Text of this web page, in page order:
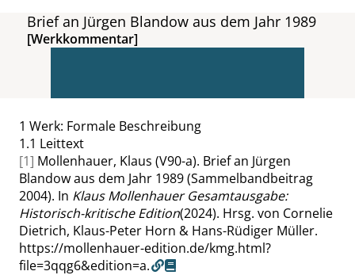
Brief an Jürgen Blandow aus dem Jahr 1989
[Werkkommentar]
1 Werk: Formale Beschreibung
1.1 Leittext
[1] Mollenhauer, Klaus (V90-a). Brief an Jürgen
Blandow aus dem Jahr 1989 (Sammelbandbeitrag
2004). In Klaus Mollenhauer Gesamtausgabe:
Historisch-kritische Edition(2024). Hrsg. von Cornelie
Dietrich, Klaus-Peter Horn & Hans-Rüdiger Müller.
https://mollenhauer-edition.de/kmg.html?
file=3qqg6&edition=a.